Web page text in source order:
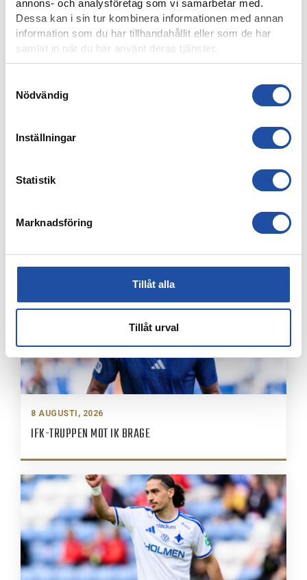
annons- och analysföretag som vi samarbetar med.
Dessa kan i sin tur kombinera informationen med annan
information som du har tillhandahållit eller som de har
samlat in när du har använt deras tjänster.
Nödvändig
Inställningar
Statistik
Marknadsföring
Tillåt alla
Tillåt urval
8 AUGUSTI, 2026
MED VÅRA FANS”
8 AUGUSTI, 2026
IFK-TRUPPEN MOT IK BRAGE